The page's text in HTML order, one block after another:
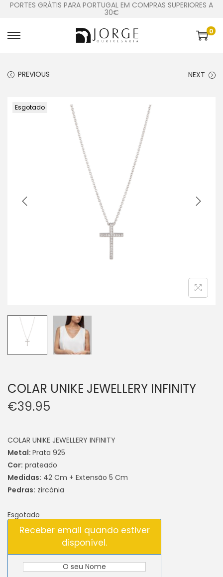
PORTES GRÁTIS PARA PORTUGAL EM COMPRAS SUPERIORES A
30€
0
PREVIOUS NEXT
Esgotado
COLAR UNIKE JEWELLERY INFINITY
€39.95
COLAR UNIKE JEWELLERY INFINITY
Metal: Prata 925
Cor: prateado
Medidas: 42 Cm + Extensão 5 Cm
Pedras: zircónia
Esgotado
Receber email quando estiver
disponível.